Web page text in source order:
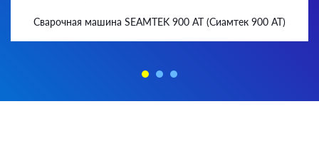
Сварочная машина SEAMTEK 900 AT (Сиамтек 900 AT)